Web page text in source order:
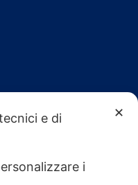
INDUSTRIA
✕
e di
i